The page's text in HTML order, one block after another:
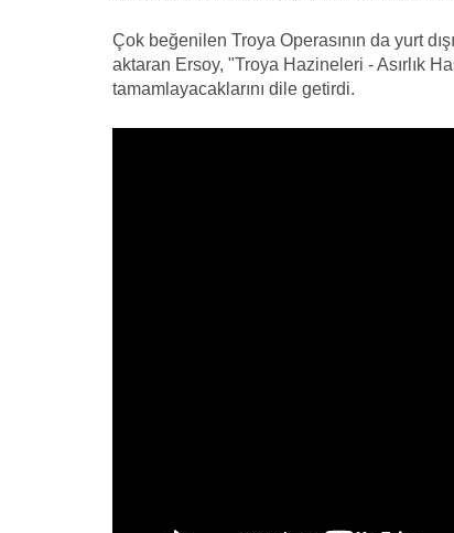
Çok beğenilen Troya Operasının da yurt
aktaran Ersoy, "Troya Hazineleri - Asırlık
tamamlayacaklarını dile getirdi.